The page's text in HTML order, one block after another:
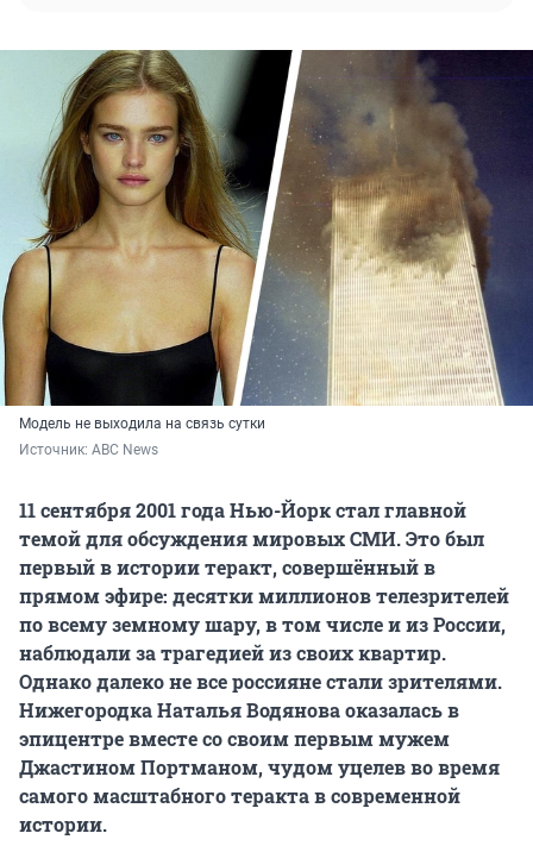
Модель не выходила на связь сутки
Источник: ABC News
11 сентября 2001 года Нью-Йорк стал главной
темой для обсуждения мировых СМИ. Это был
первый в истории теракт, совершённый в
прямом эфире: десятки миллионов телезрителей
по всему земному шару, в том числе и из России,
наблюдали за трагедией из своих квартир.
Однако далеко не все россияне стали зрителями.
Нижегородка Наталья Водянова оказалась в
эпицентре вместе со своим первым мужем
Джастином Портманом, чудом уцелев во время
самого масштабного теракта в современной
истории.